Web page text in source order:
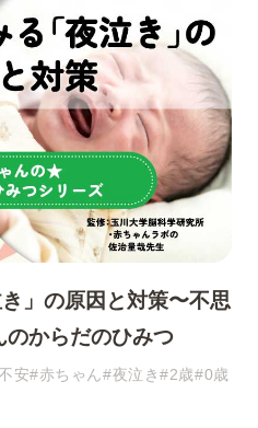
ド
ワード
#悩み #寝かしつけ
ト #赤ちゃん
」の原因と対策〜不思
のからだのひみつ
安#赤ちゃん#夜泣き#2歳#0歳